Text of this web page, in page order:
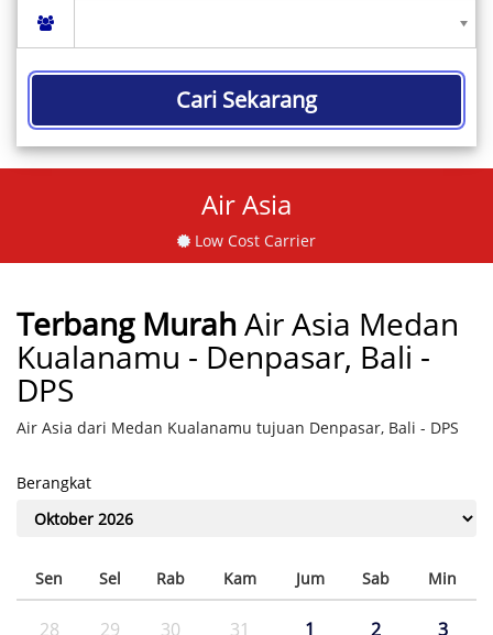
Cari Sekarang
Air Asia
Low Cost Carrier
Terbang MurahAir Asia Medan
Kualanamu - Denpasar, Bali -
DPS
Air Asia dari Medan Kualanamu tujuan Denpasar, Bali - DPS
Berangkat
Sen Sel Rab Kam Jum Sab Min
28 29 30 31 1 2 3